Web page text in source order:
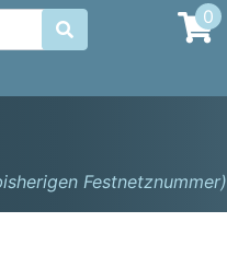

0
Festnetznummer)